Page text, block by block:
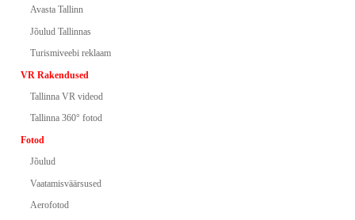
Avasta Tallinn
Jõulud Tallinnas
Turismiveebi reklaam
VR Rakendused
Tallinna VR videod
Tallinna 360° fotod
Fotod
Jõulud
Vaatamisväärsused
Aerofotod